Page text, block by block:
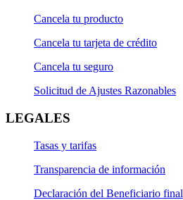
Cancela tu producto
Cancela tu tarjeta de crédito
Cancela tu seguro
Solicitud de Ajustes Razonables
LEGALES
Tasas y tarifas
Transparencia de información
Declaración del Beneficiario final